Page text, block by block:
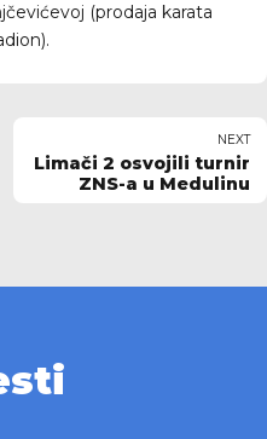
(prodaja karata
NEXT
Limači 2 osvojili turnir
ZNS-a u Medulinu